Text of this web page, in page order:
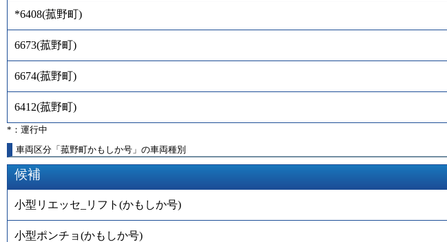
*6408(菰野町)
6673(菰野町)
6674(菰野町)
6412(菰野町)
*：運行中
車両区分「菰野町かもしか号」の車両種別
候補
小型リエッセ_リフト(かもしか号)
小型ポンチョ(かもしか号)